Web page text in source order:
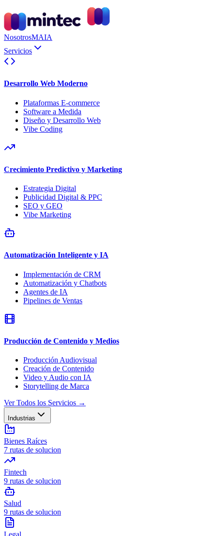
NosotrosMAIA
Servicios
Desarrollo Web Moderno
Plataformas E-commerce
Software a Medida
Diseño y Desarrollo Web
Vibe Coding
Crecimiento Predictivo y Marketing
Estrategia Digital
Publicidad Digital & PPC
SEO y GEO
Vibe Marketing
Automatización Inteligente y IA
Implementación de CRM
Automatización y Chatbots
Agentes de IA
Pipelines de Ventas
Producción de Contenido y Medios
Producción Audiovisual
Creación de Contenido
Video y Audio con IA
Storytelling de Marca
Ver Todos los Servicios →
Industrias
Bienes Raíces
7 rutas de solucion
Fintech
9 rutas de solucion
Salud
9 rutas de solucion